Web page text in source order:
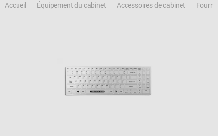
Accueil Équipement du cabinet Accessoires de cabinet